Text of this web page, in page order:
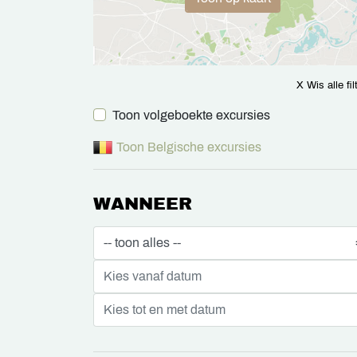
X Wis alle
Toon volgeboekte excursies
Toon Belgische excursies
WANNEER